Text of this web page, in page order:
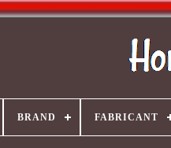
BRAND FABRICANT